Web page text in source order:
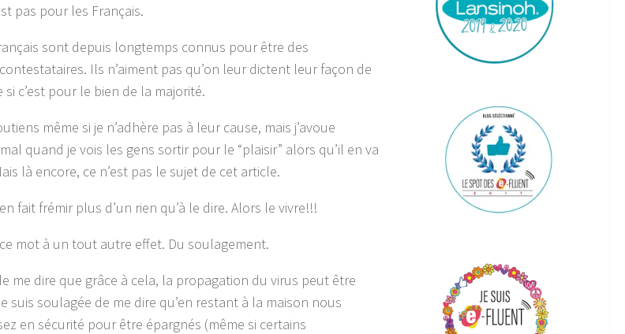
pas pour les Français.
sont depuis longtemps connus pour être des
Ils n’aiment pas qu’on leur dictent leur façon de
si c’est pour le bien de la majorité.
même si je n’adhère pas à leur cause, mais j’avoue
mal quand je vois les gens sortir pour le “plaisir” alors qu’il en va
là encore, ce n’est pas le sujet de cet article.
fait frémir plus d’un rien qu’à le dire. Alors le vivre!!!
mot à un tout autre effet. Du soulagement.
me dire que grâce à cela, la propagation du virus peut être
suis soulagée de me dire qu’en restant à la maison nous
en sécurité pour être épargnés (même si certains